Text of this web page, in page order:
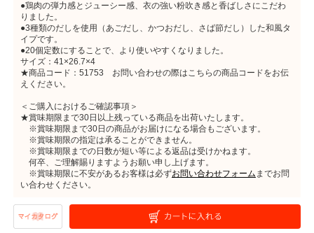
●鶏肉の弾力感とジューシー感、衣の強い粉吹き感と香ばしさにこだわ
りました。
●3種類のだしを使用（あごだし、かつおだし、さば節だし）した和風タ
イプです。
●20個定数にすることで、より使いやすくなりました。
サイズ：41×26.7×4
★商品コード：51753 お問い合わせの際はこちらの商品コードをお伝
えください。
＜ご購入におけるご確認事項＞
★賞味期限まで30日以上残っている商品を出荷いたします。
※賞味期限まで30日の商品がお届けになる場合もございます。
※賞味期限の指定は承ることができません。
※賞味期限までの日数が短い等による返品は受けかねます。
何卒、ご理解賜りますようお願い申し上げます。
※賞味期限に不安があるお客様は必ずお問い合わせフォーム までお問
い合わせください。